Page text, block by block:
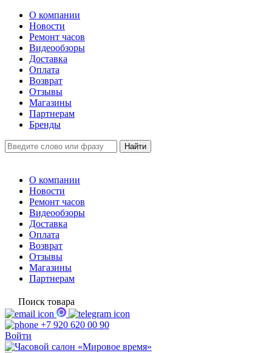
О компании
Новости
Ремонт часов
Видеообзоры
Доставка
Оплата
Возврат
Отзывы
Магазины
Партнерам
Бренды
О компании
Новости
Ремонт часов
Видеообзоры
Доставка
Оплата
Возврат
Отзывы
Магазины
Партнерам
Поиск товара
+7 920 620 00 90
Войти